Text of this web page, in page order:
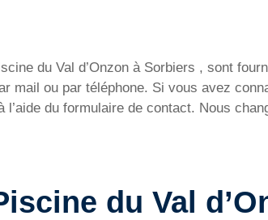
du Val d’Onzon à Sorbiers , sont
mail ou par téléphone. Si vous avez
du formulaire de contact. Nous
du Val